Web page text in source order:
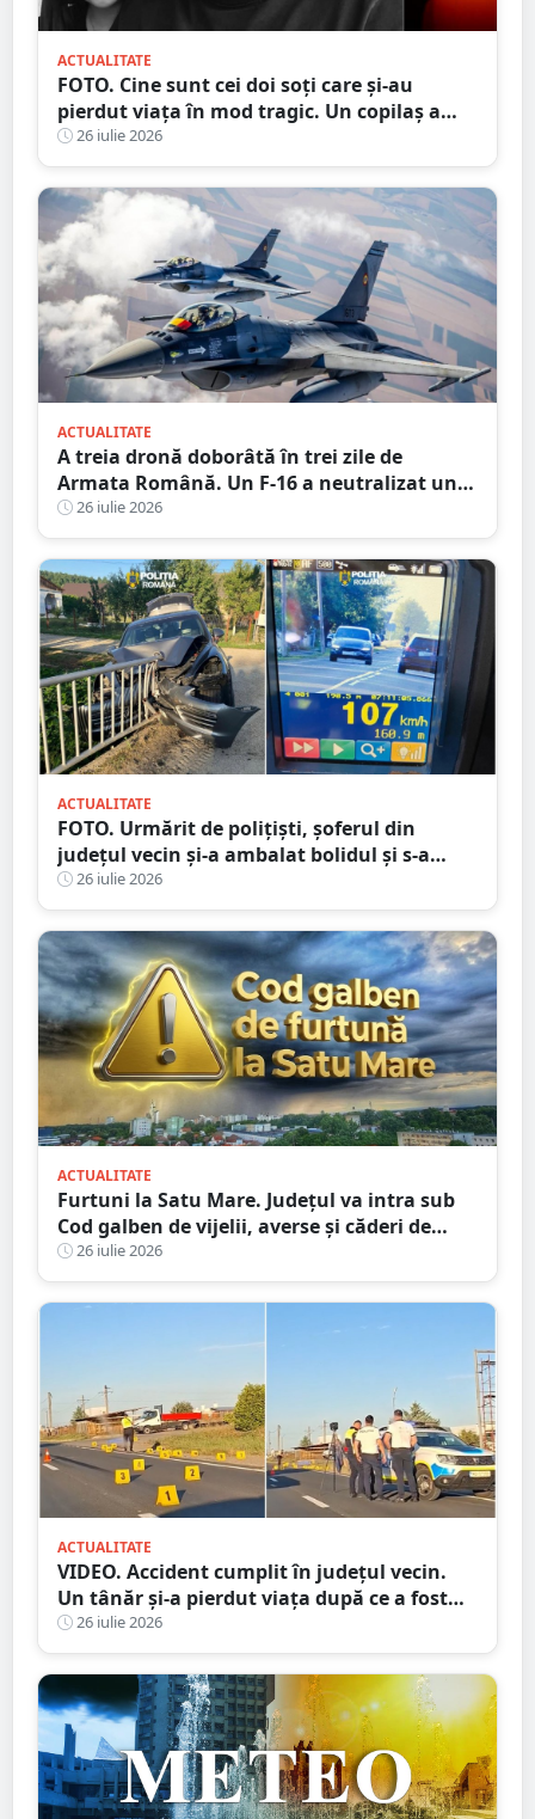
ACTUALITATE
FOTO. Cine sunt cei doi soți care și-au
pierdut viața în mod tragic. Un copilaș a
rămas orfan. Au căzut de pe motocicletă, în
județul vecin
26 iulie 2026
ACTUALITATE
A treia dronă doborâtă în trei zile de
Armata Română. Un F-16 a neutralizat un
aparat fără pilot deasupra Mării Negre
26 iulie 2026
ACTUALITATE
FOTO. Urmărit de polițiști, șoferul din
județul vecin și-a ambalat bolidul și s-a
oprit într-un cap de pod. Apoi a luat-o la
fugă
26 iulie 2026
ACTUALITATE
Furtuni la Satu Mare. Județul va intra sub
Cod galben de vijelii, averse și căderi de
grindină
26 iulie 2026
ACTUALITATE
VIDEO. Accident cumplit în județul vecin.
Un tânăr și-a pierdut viața după ce a fost
lovit de camion
26 iulie 2026